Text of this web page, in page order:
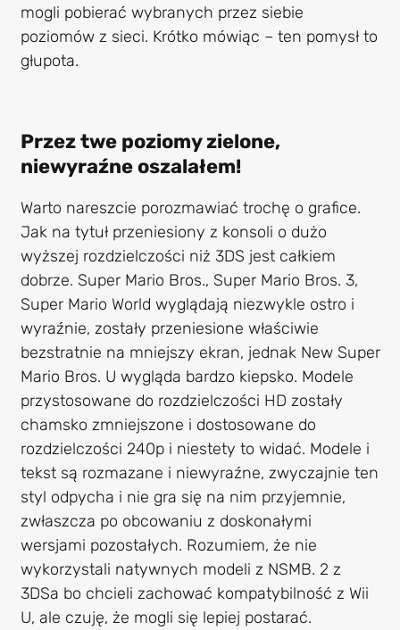
mogli pobierać wybranych przez siebie
poziomów z sieci. Krótko mówiąc – ten pomysł to
głupota.
Przez twe poziomy zielone,
niewyraźne oszalałem!
Warto nareszcie porozmawiać trochę o grafice.
Jak na tytuł przeniesiony z konsoli o dużo
wyższej rozdzielczości niż 3DS jest całkiem
dobrze. Super Mario Bros., Super Mario Bros. 3,
Super Mario World wyglądają niezwykle ostro i
wyraźnie, zostały przeniesione właściwie
bezstratnie na mniejszy ekran, jednak New Super
Mario Bros. U wygląda bardzo kiepsko. Modele
przystosowane do rozdzielczości HD zostały
chamsko zmniejszone i dostosowane do
rozdzielczości 240p i niestety to widać. Modele i
tekst są rozmazane i niewyraźne, zwyczajnie ten
styl odpycha i nie gra się na nim przyjemnie,
zwłaszcza po obcowaniu z doskonałymi
wersjami pozostałych. Rozumiem, że nie
wykorzystali natywnych modeli z NSMB. 2 z
3DSa bo chcieli zachować kompatybilność z Wii
U, ale czuję, że mogli się lepiej postarać.